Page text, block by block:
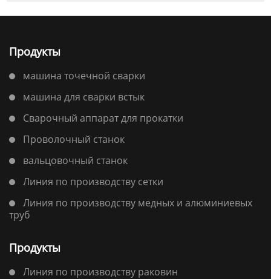
Продукты
машина точечной сварки
машина для сварки встык
Сварочный аппарат для прокатки
Проволочный станок
вальцовочный станок
Линия по производству сетки
Линия по производству медных и алюминиевых
труб
Продукты
Линия по производству раковин